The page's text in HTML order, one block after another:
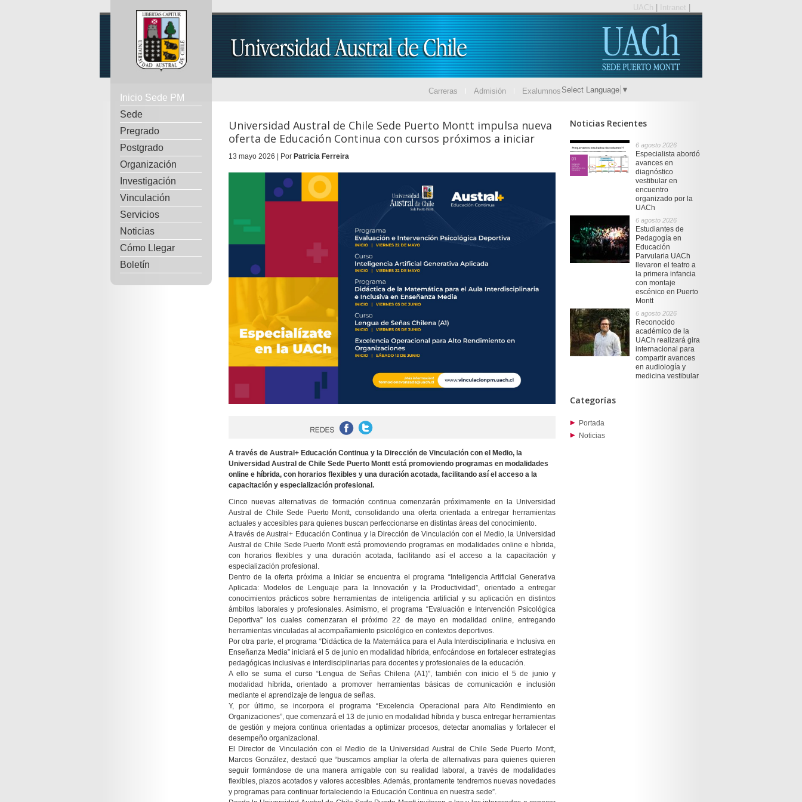
UACh Intranet
Inicio Sede PM
Sede
Pregrado
Postgrado
Organización
Investigación
Vinculación
Servicios
Noticias
Cómo Llegar
Boletín
Carreras Admisión Exalumnos Select Language ▼
Universidad Austral de Chile Sede Puerto Montt impulsa nueva
oferta de Educación Continua con cursos próximos a iniciar
13 mayo 2026 | Por Patricia Ferreira
A través de Austral+ Educación Continua y la Dirección de Vinculación con el Medio, la
Universidad Austral de Chile Sede Puerto Montt está promoviendo programas en modalidades
online e híbrida, con horarios flexibles y una duración acotada, facilitando así el acceso a la
capacitación y especialización profesional.
Cinco nuevas alternativas de formación continua comenzarán próximamente en la Universidad
Austral de Chile Sede Puerto Montt, consolidando una oferta orientada a entregar herramientas
actuales y accesibles para quienes buscan perfeccionarse en distintas áreas del conocimiento.
A través de Austral+ Educación Continua y la Dirección de Vinculación con el Medio, la Universidad
Austral de Chile Sede Puerto Montt está promoviendo programas en modalidades online e híbrida,
con horarios flexibles y una duración acotada, facilitando así el acceso a la capacitación y
especialización profesional.
Dentro de la oferta próxima a iniciar se encuentra el programa “Inteligencia Artificial Generativa
Aplicada: Modelos de Lenguaje para la Innovación y la Productividad”, orientado a entregar
conocimientos prácticos sobre herramientas de inteligencia artificial y su aplicación en distintos
ámbitos laborales y profesionales. Asimismo, el programa “Evaluación e Intervención Psicológica
Deportiva” los cuales comenzaran el próximo 22 de mayo en modalidad online, entregando
herramientas vinculadas al acompañamiento psicológico en contextos deportivos.
Por otra parte, el programa “Didáctica de la Matemática para el Aula Interdisciplinaria e Inclusiva en
Enseñanza Media” iniciará el 5 de junio en modalidad híbrida, enfocándose en fortalecer estrategias
pedagógicas inclusivas e interdisciplinarias para docentes y profesionales de la educación.
A ello se suma el curso “Lengua de Señas Chilena (A1)”, también con inicio el 5 de junio y
modalidad híbrida, orientado a promover herramientas básicas de comunicación e inclusión
mediante el aprendizaje de lengua de señas.
Y, por último, se incorpora el programa “Excelencia Operacional para Alto Rendimiento en
Organizaciones”, que comenzará el 13 de junio en modalidad híbrida y busca entregar herramientas
de gestión y mejora continua orientadas a optimizar procesos, detectar anomalías y fortalecer el
desempeño organizacional.
El Director de Vinculación con el Medio de la Universidad Austral de Chile Sede Puerto Montt,
Marcos González, destacó que “buscamos ampliar la oferta de alternativas para quienes quieren
seguir formándose de una manera amigable con su realidad laboral, a través de modalidades
flexibles, plazos acotados y valores accesibles. Además, prontamente tendremos nuevas novedades
y programas para continuar fortaleciendo la Educación Continua en nuestra sede”.
Noticias Recientes
6 agosto 2026
Especialista abordó
avances en
diagnóstico
vestibular en
encuentro
organizado por la
UACh
6 agosto 2026
Estudiantes de
Pedagogía en
Educación
Parvularia UACh
llevaron el teatro a
la primera infancia
con montaje
escénico en Puerto
Montt
6 agosto 2026
Reconocido
académico de la
UACh realizará gira
internacional para
compartir avances
en audiología y
medicina vestibular
Categorías
Portada
Noticias